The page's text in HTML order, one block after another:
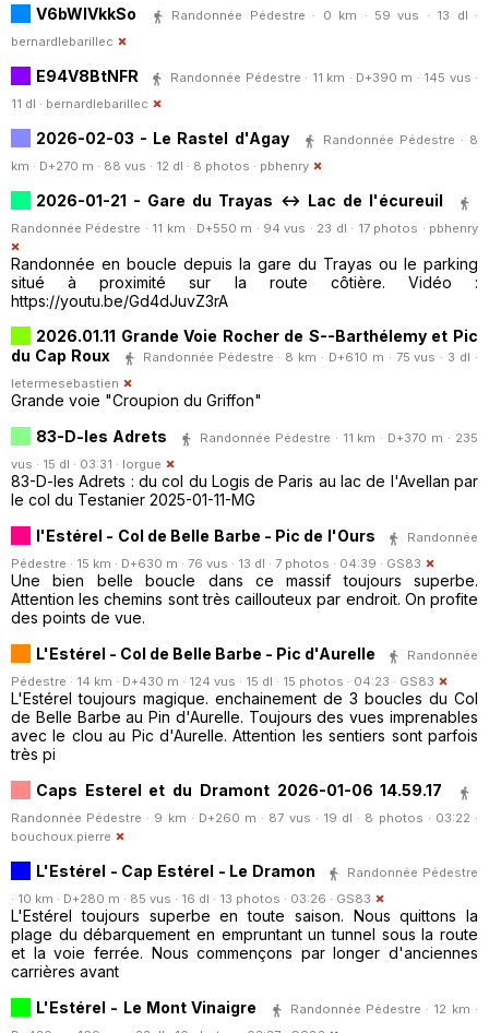
V6bWlVkkSo
Randonnée Pédestre · 0 km · 59 vus · 13 dl ·
bernardlebarillec
E94V8BtNFR
Randonnée Pédestre · 11 km · D+390 m · 145 vus ·
11 dl · bernardlebarillec
2026-02-03 - Le Rastel d'Agay
Randonnée Pédestre · 8
km · D+270 m · 88 vus · 12 dl · 8 photos · pbhenry
2026-01-21 - Gare du Trayas <-> Lac de l'écureuil
Randonnée Pédestre · 11 km · D+550 m · 94 vus · 23 dl · 17 photos · pbhenry
Randonnée en boucle depuis la gare du Trayas ou le parking
situé à proximité sur la route côtière. Vidéo :
https://youtu.be/Gd4dJuvZ3rA
2026.01.11 Grande Voie Rocher de S--Barthélemy et Pic
du Cap Roux
Randonnée Pédestre · 8 km · D+610 m · 75 vus · 3 dl ·
letermesebastien
Grande voie "Croupion du Griffon"
83-D-les Adrets
Randonnée Pédestre · 11 km · D+370 m · 235
vus · 15 dl · 03:31 · lorgue
83-D-les Adrets : du col du Logis de Paris au lac de l'Avellan par
le col du Testanier 2025-01-11-MG
l'Estérel - Col de Belle Barbe - Pic de l'Ours
Randonnée
Pédestre · 15 km · D+630 m · 76 vus · 13 dl · 7 photos · 04:39 · GS83
Une bien belle boucle dans ce massif toujours superbe.
Attention les chemins sont très caillouteux par endroit. On profite
des points de vue.
L'Estérel - Col de Belle Barbe - Pic d'Aurelle
Randonnée
Pédestre · 14 km · D+430 m · 124 vus · 15 dl · 15 photos · 04:23 · GS83
L'Estérel toujours magique. enchainement de 3 boucles du Col
de Belle Barbe au Pin d'Aurelle. Toujours des vues imprenables
avec le clou au Pic d'Aurelle. Attention les sentiers sont parfois
très pi
Caps Esterel et du Dramont 2026-01-06 14.59.17
Randonnée Pédestre · 9 km · D+260 m · 87 vus · 19 dl · 8 photos · 03:22 ·
bouchoux.pierre
L'Estérel - Cap Estérel - Le Dramon
Randonnée Pédestre
· 10 km · D+280 m · 85 vus · 16 dl · 13 photos · 03:26 · GS83
L'Estérel toujours superbe en toute saison. Nous quittons la
plage du débarquement en empruntant un tunnel sous la route
et la voie ferrée. Nous commençons par longer d'anciennes
carrières avant
L'Estérel - Le Mont Vinaigre
Randonnée Pédestre · 12 km ·